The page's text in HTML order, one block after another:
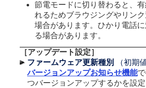
節電モードに切り替わると、
れるためブラウジングやリン
場合があります。ひかり電話
る場合があります。
［アップデート設定］
ファームウェア更新種別
（初期
バージョンアップお知らせ機能
つバージョンアップするかを設定